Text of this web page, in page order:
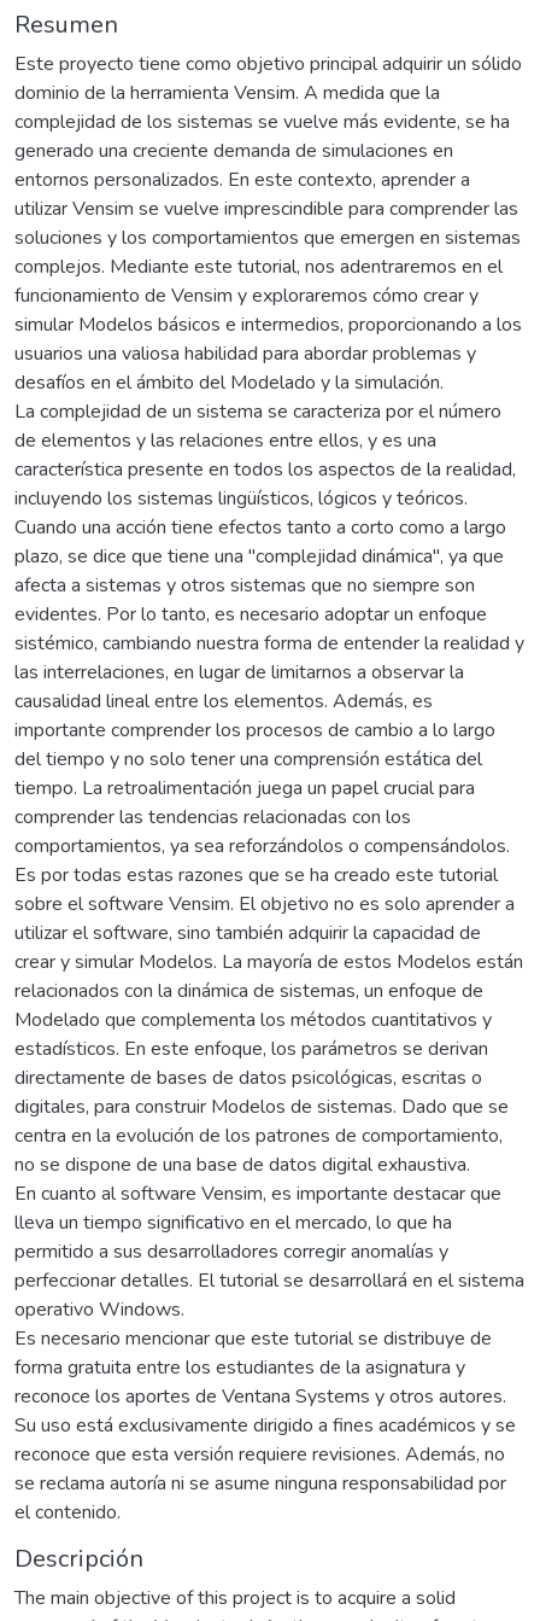
Resumen
Este proyecto tiene como objetivo principal adquirir un sólido
dominio de la herramienta Vensim. A medida que la
complejidad de los sistemas se vuelve más evidente, se ha
generado una creciente demanda de simulaciones en
entornos personalizados. En este contexto, aprender a
utilizar Vensim se vuelve imprescindible para comprender las
soluciones y los comportamientos que emergen en sistemas
complejos. Mediante este tutorial, nos adentraremos en el
funcionamiento de Vensim y exploraremos cómo crear y
simular Modelos básicos e intermedios, proporcionando a los
usuarios una valiosa habilidad para abordar problemas y
desafíos en el ámbito del Modelado y la simulación.
La complejidad de un sistema se caracteriza por el número
de elementos y las relaciones entre ellos, y es una
característica presente en todos los aspectos de la realidad,
incluyendo los sistemas lingüísticos, lógicos y teóricos.
Cuando una acción tiene efectos tanto a corto como a largo
plazo, se dice que tiene una "complejidad dinámica", ya que
afecta a sistemas y otros sistemas que no siempre son
evidentes. Por lo tanto, es necesario adoptar un enfoque
sistémico, cambiando nuestra forma de entender la realidad y
las interrelaciones, en lugar de limitarnos a observar la
causalidad lineal entre los elementos. Además, es
importante comprender los procesos de cambio a lo largo
del tiempo y no solo tener una comprensión estática del
tiempo. La retroalimentación juega un papel crucial para
comprender las tendencias relacionadas con los
comportamientos, ya sea reforzándolos o compensándolos.
Es por todas estas razones que se ha creado este tutorial
sobre el software Vensim. El objetivo no es solo aprender a
utilizar el software, sino también adquirir la capacidad de
crear y simular Modelos. La mayoría de estos Modelos están
relacionados con la dinámica de sistemas, un enfoque de
Modelado que complementa los métodos cuantitativos y
estadísticos. En este enfoque, los parámetros se derivan
directamente de bases de datos psicológicas, escritas o
digitales, para construir Modelos de sistemas. Dado que se
centra en la evolución de los patrones de comportamiento,
no se dispone de una base de datos digital exhaustiva.
En cuanto al software Vensim, es importante destacar que
lleva un tiempo significativo en el mercado, lo que ha
permitido a sus desarrolladores corregir anomalías y
perfeccionar detalles. El tutorial se desarrollará en el sistema
operativo Windows.
Es necesario mencionar que este tutorial se distribuye de
forma gratuita entre los estudiantes de la asignatura y
reconoce los aportes de Ventana Systems y otros autores.
Su uso está exclusivamente dirigido a fines académicos y se
reconoce que esta versión requiere revisiones. Además, no
se reclama autoría ni se asume ninguna responsabilidad por
el contenido.
Descripción
The main objective of this project is to acquire a solid